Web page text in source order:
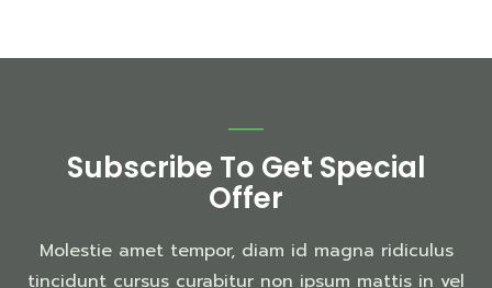
Subscribe To Get Special
Offer
Molestie amet tempor, diam id magna ridiculus
tincidunt cursus curabitur non ipsum mattis in vel